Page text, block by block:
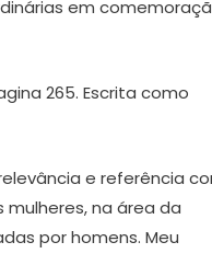
em
265. Escrita como
e referência
na área da
por homens. Meu